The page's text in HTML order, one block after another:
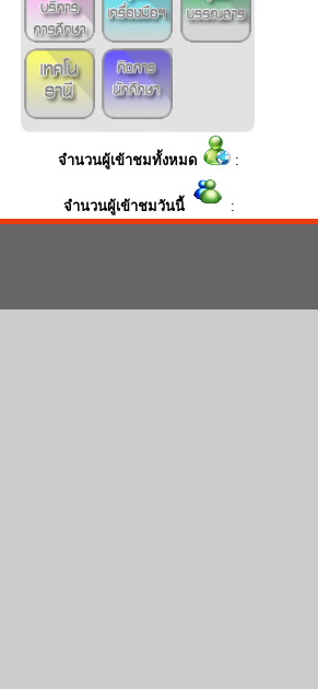
จำนวนผู้เข้าชมทั้งหมด :
จำนวนผู้เข้าชมวันนี้ :